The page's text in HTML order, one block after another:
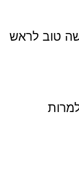
טוב לראש